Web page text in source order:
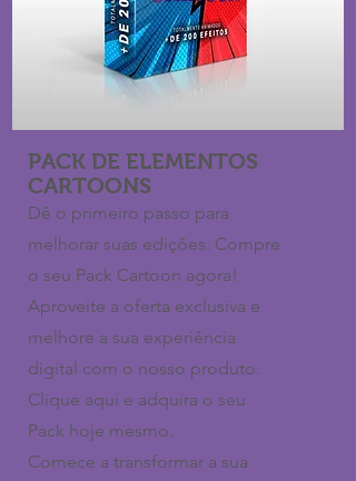
PACK DE ELEMENTOS
CARTOONS
Dê o primeiro passo para
melhorar suas edições. Compre
o seu Pack Cartoon agora!
Aproveite a oferta exclusiva e
melhore a sua experiência
digital com o nosso produto.
Clique aqui e adquira o seu
Pack hoje mesmo.
Comece a transformar a sua